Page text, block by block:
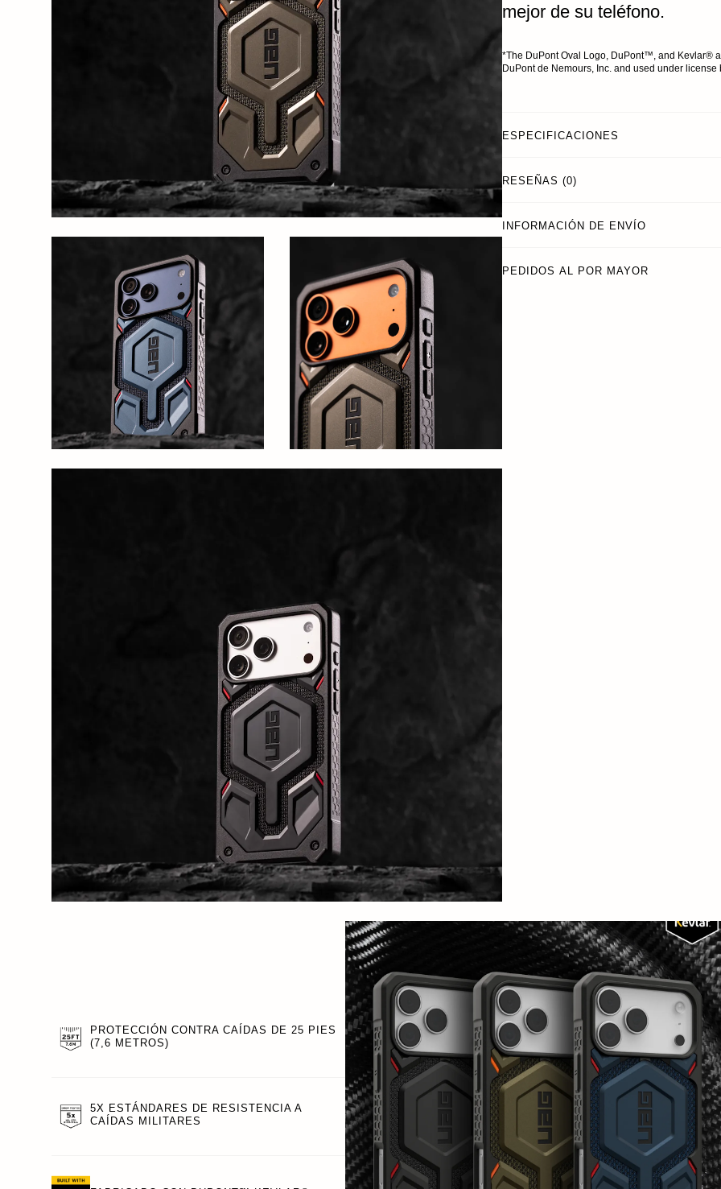
mejor de su teléfono.
*The DuPont Oval Logo, DuPont™, and Kevlar®
DuPont de Nemours, Inc. and used under license
ESPECIFICACIONES
RESEÑAS (0)
INFORMACIÓN DE ENVÍO
PEDIDOS AL POR MAYOR
PROTECCIÓN CONTRA CAÍDAS DE 25 PIES
(7,6 METROS)
5X ESTÁNDARES DE RESISTENCIA A
CAÍDAS MILITARES